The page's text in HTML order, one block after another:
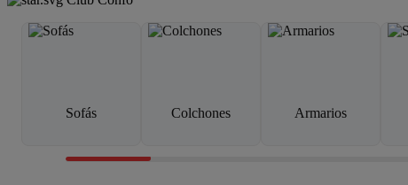
Sofás Colchones Armarios